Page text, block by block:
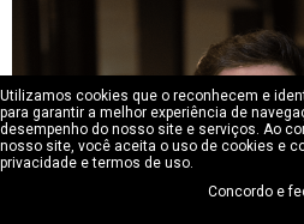
Utilizamos cookies que o reconhecem e
para garantir a melhor experiência de
desempenho do nosso site e serviços. Ao
nosso site, você aceita o uso de cookies e
privacidade e termos de uso.
Concordo e